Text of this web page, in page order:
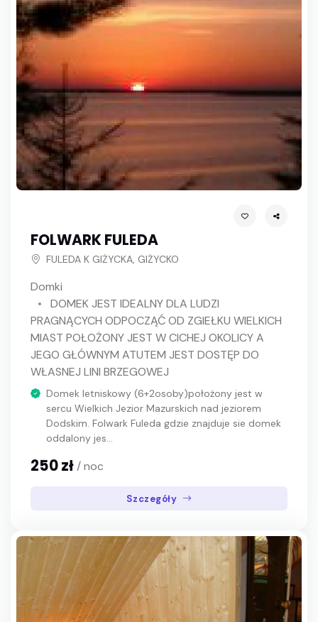
FOLWARK FULEDA
FULEDA K GIŻYCKA, GIŻYCKO
Domki
DOMEK JEST IDEALNY DLA LUDZI
PRAGNĄCYCH ODPOCZĄĆ OD ZGIEŁKU WIELKICH
MIAST POŁOŻONY JEST W CICHEJ OKOLICY A
JEGO GŁÓWNYM ATUTEM JEST DOSTĘP DO
WŁASNEJ LINI BRZEGOWEJ
Domek letniskowy (6+2osoby)położony jest w
sercu Wielkich Jezior Mazurskich nad jeziorem
Dodskim. Folwark Fuleda gdzie znajduje sie domek
oddalony jes...
250 zł / noc
Szczegóły